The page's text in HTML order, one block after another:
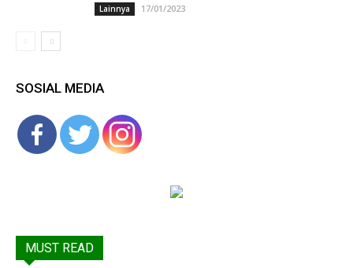
Lainnya 17/01/2023
SOSIAL MEDIA
MUST READ